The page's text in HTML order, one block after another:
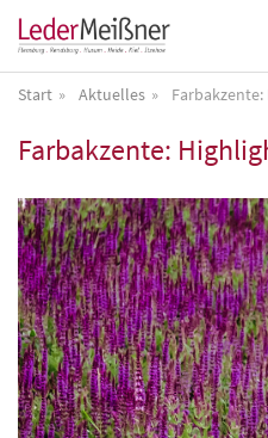
Start Aktuelles
Farbakzente: